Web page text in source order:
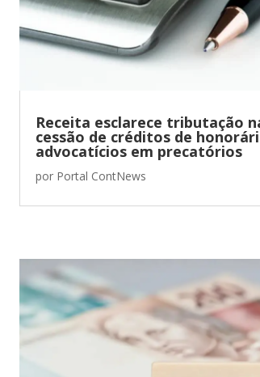
Receita esclarece tributação
cessão de créditos de
advocatícios em precatórios
por Portal ContNews